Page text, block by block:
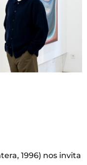
1996) nos invita